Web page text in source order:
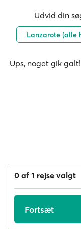
Udvid din
Lanzarote (alle
Ups, noget gik
0 af 1 rejse valgt
Fortsæt